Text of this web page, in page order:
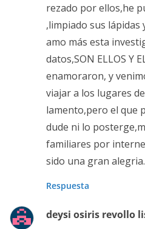
rezado por ellos,he
,limpiado sus lápidas
amo más esta
datos,SON ELLOS Y
enamoraron, y
viajar a los lugares
lamento,pero el que
dude ni lo
familiares por
sido una gran alegria.
Respuesta
deysi osiris revollo